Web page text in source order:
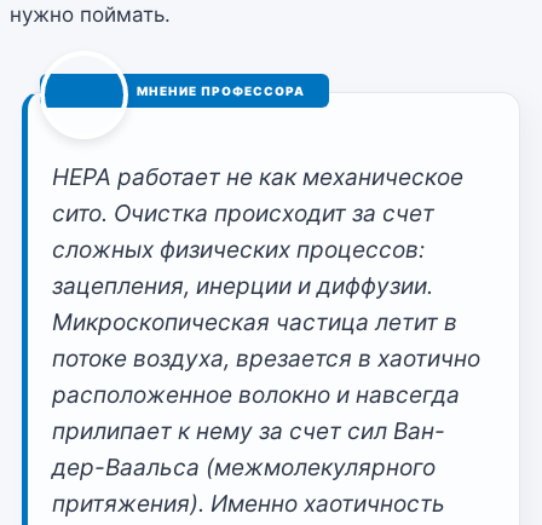
нужно поймать.
HEPA работает не как механическое
сито. Очистка происходит за счет
сложных физических процессов:
зацепления, инерции и диффузии.
Микроскопическая частица летит в
потоке воздуха, врезается в хаотично
расположенное волокно и навсегда
прилипает к нему за счет сил Ван-
дер-Ваальса (межмолекулярного
притяжения). Именно хаотичность